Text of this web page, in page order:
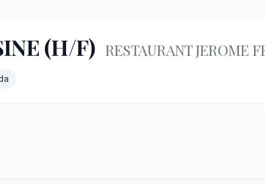
(H/F) RESTAURANT JEROME